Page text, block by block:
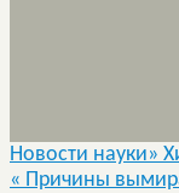
Новости науки»
« Причины